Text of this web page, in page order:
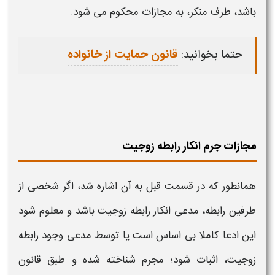
باشد، طرف منکر، به مجازات محکوم می شود.
حتما بخوانید: قانون حمایت از خانواده
مجازات جرم انکار رابطه زوجیت
همانطور که در قسمت قبل به آن اشاره شد، اگر شخصی از
طرفین رابطه، مدعی انکار رابطه زوجیتباشد و معلوم شود
این ادعا کاملا بی اساس است یا توسط مدعی وجود رابطه
زوجیت، اثبات شود؛ مجرم شناخته شده و طبق قانون